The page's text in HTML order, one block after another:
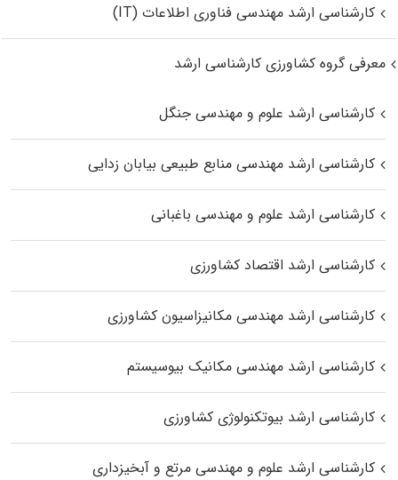
کارشناسی ارشد مهندسی فناوری اطلاعات (IT)
معرفی گروه کشاورزی کارشناسی ارشد
کارشناسی ارشد علوم و مهندسی جنگل
کارشناسی ارشد مهندسی منابع طبیعی بیابان زدایی
کارشناسی ارشد علوم و مهندسی باغبانی
کارشناسی ارشد اقتصاد کشاورزی
کارشناسی ارشد مهندسی مکانیزاسیون کشاورزی
کارشناسی ارشد مهندسی مکانیک بیوسیستم
کارشناسی ارشد بیوتکنولوژی کشاورزی
کارشناسی ارشد علوم و مهندسی مرتع و آبخیزداری